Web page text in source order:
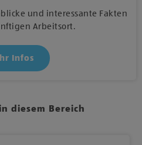
und interessante Fakten
Arbeitsort.
Infos
diesem Bereich